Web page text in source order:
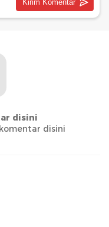
disini
disini